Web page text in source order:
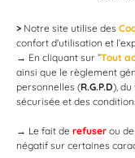
> Notre site utilise des
confort d'utilisation et
→ En cliquant sur ”Tout
ainsi que le règlement
personnelles (R.G.P.D),
sécurisée et des
→ Le fait de refuser ou de
négatif sur certaines
Newsletter